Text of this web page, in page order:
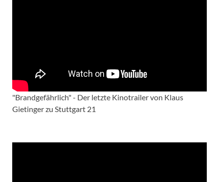
"Brandgefährlich" - Der letzte Kinotrailer von Klaus
Gietinger zu Stuttgart 21